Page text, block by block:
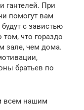
гантелей. При
помогут вам
с завистью
что гораздо
зале, чем дома.
братьев по
всем нашим